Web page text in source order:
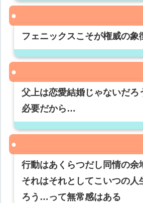
フェニックスこそが権威の象
父上は恋愛結婚じゃないだ
必要だから…
行動はあくらつだし同情の余
それはそれとしてこいつの人
ろう…って無常感はある